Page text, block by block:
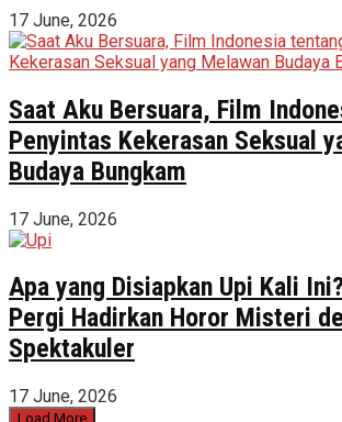
17 June, 2026
Saat Aku Bersuara, Film
Penyintas Kekerasan Seksual
Budaya Bungkam
17 June, 2026
Apa yang Disiapkan Upi Kali
Pergi Hadirkan Horor Misteri
Spektakuler
17 June, 2026
Load More